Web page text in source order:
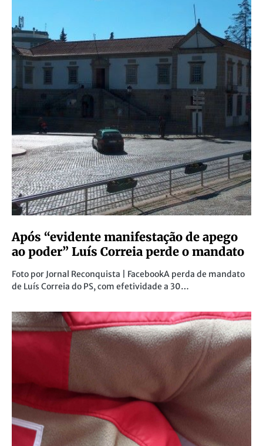
Após “evidente manifestação de apego
ao poder” Luís Correia perde o mandato
Foto por Jornal Reconquista | FacebookA perda de mandato
de Luís Correia do PS, com efetividade a 30…